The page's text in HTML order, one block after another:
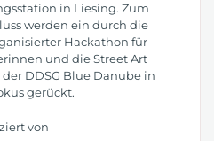
in Liesing. Zum
werden ein durch die
Hackathon für
und die Street Art
der DDSG Blue Danube in
gerückt.
von